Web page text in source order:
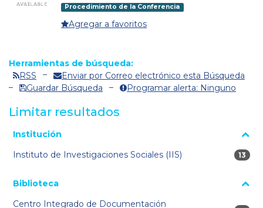
Procedimiento de la Conferencia
Agregar a favoritos
Herramientas de búsqueda:
RSS
Enviar por Correo electrónico esta Búsqueda
Guardar Búsqueda
Programar alerta: Ninguno
Limitar resultados
La página se volverá a cargar cuando se seleccione o excluya
Institución
Instituto de Investigaciones Sociales (IIS)
13
13
Biblioteca
Centro Integrado de Documentación